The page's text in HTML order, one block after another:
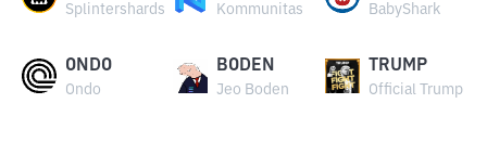
Splintershards Kommunitas BabyShark
ONDO
Ondo
BODEN
Jeo Boden
TRUMP
Official Trump